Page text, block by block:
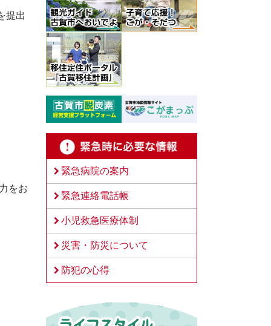
提出
をお
緊急病院の案内
緊急連絡電話帳
小児救急医療体制
災害・防災について
防犯の心得